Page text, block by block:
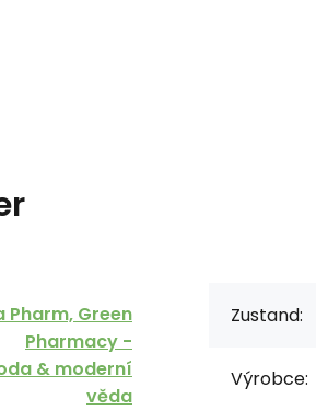
Pharm, Green
Pharmacy -
& moderní
věda
Zustand:
Výrobce: